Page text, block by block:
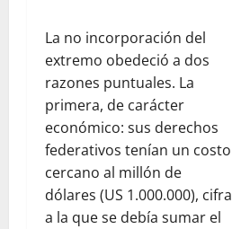
La no incorporación del
extremo obedeció a dos
razones puntuales. La
primera, de carácter
económico: sus derechos
federativos tenían un costo
cercano al millón de
dólares (US 1.000.000), cifra
a la que se debía sumar el